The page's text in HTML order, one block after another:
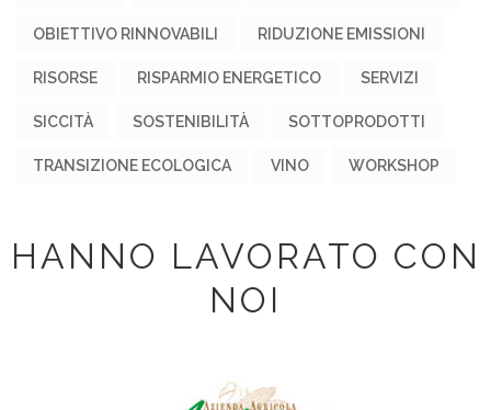
OBIETTIVO RINNOVABILI RIDUZIONE EMISSIONI
RISORSE RISPARMIO ENERGETICO SERVIZI
SICCITÀ SOSTENIBILITÀ SOTTOPRODOTTI
TRANSIZIONE ECOLOGICA VINO WORKSHOP
HANNO LAVORATO CON
NOI